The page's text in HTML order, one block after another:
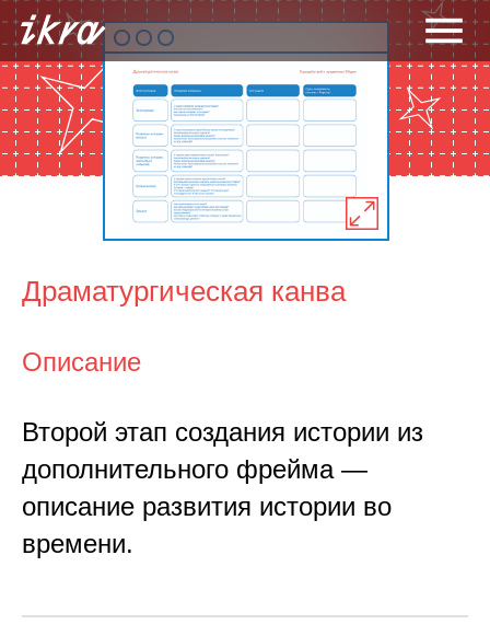
Драматургическая канва
Описание
Второй этап создания истории из
дополнительного фрейма —
описание развития истории во
времени.